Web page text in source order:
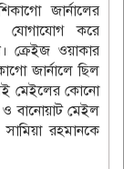
জার্নালের
যোগাযোগ করে
ক্রেইজ ওয়াকার
জার্নালে ছিল
মেইলের কোনো
ও বানোয়াট মেইল
রহমানকে